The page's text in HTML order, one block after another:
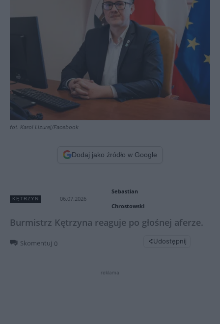
fot. Karol Lizurej/Facebook
Dodaj jako źródło w Google
KĘTRZYN 06.07.2026
Sebastian
Chrostowski
Burmistrz Kętrzyna reaguje po głośnej aferze.
Skomentuj 0 Udostępnij
reklama